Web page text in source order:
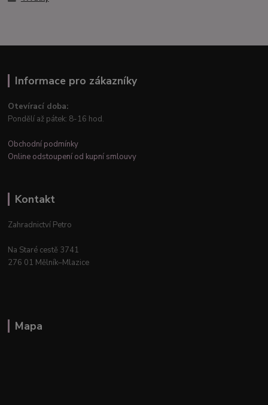
Informace pro zákazníky
Otevírací doba:
Pondělí až pátek: 8-16 hod.
Obchodní podmínky
Online odstoupení od kupní smlouvy
Kontakt
Zahradnictví Petro
Na Staré cestě 3741
276 01 Mělník–Mlazice
Mapa